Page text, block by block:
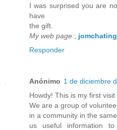
I was surprised you are
have
the gift.
My web page ;
Responder
Anónimo 1 de diciembre
Howdy! This is my first
We are a group of
in a community in the
us useful information